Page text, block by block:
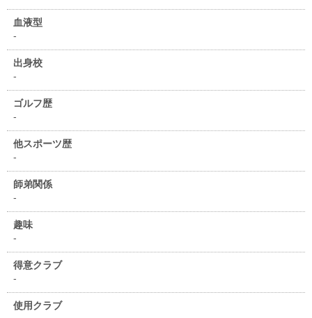
血液型
-
出身校
-
ゴルフ歴
-
他スポーツ歴
-
師弟関係
-
趣味
-
得意クラブ
-
使用クラブ